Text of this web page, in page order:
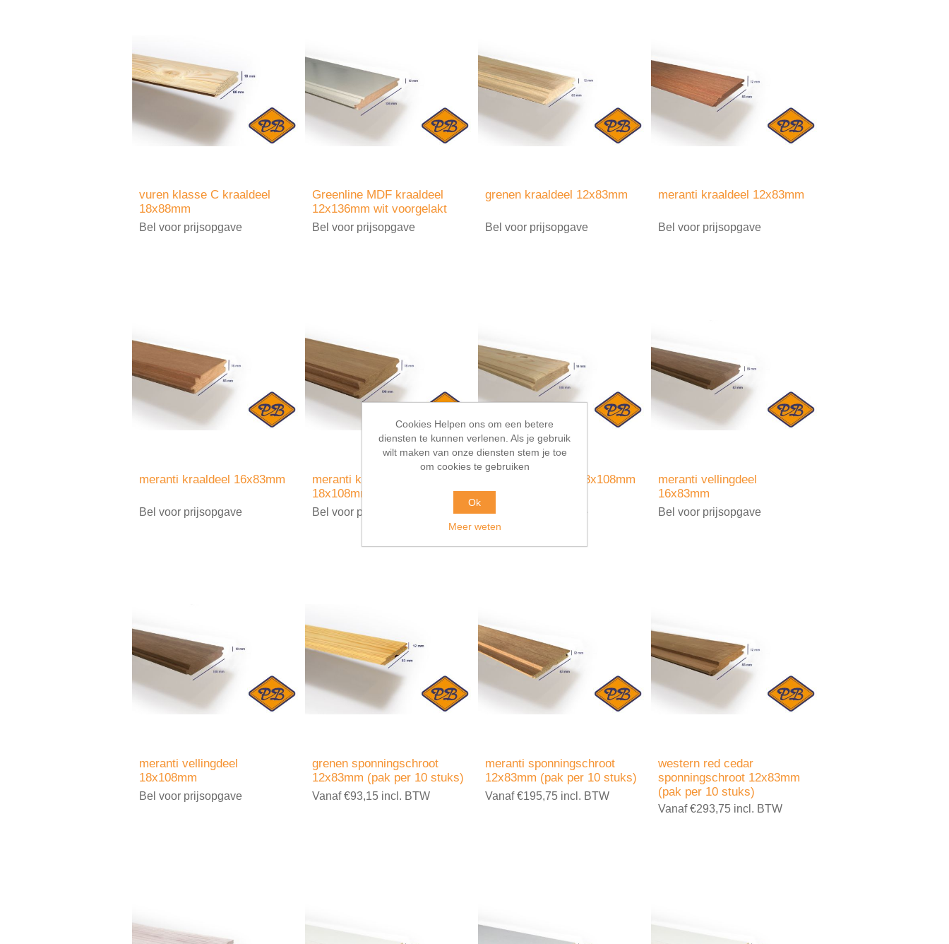
vuren klasse C kraaldeel
18x88mm
Bel voor prijsopgave
Greenline MDF kraaldeel
12x136mm wit voorgelakt
Bel voor prijsopgave
grenen kraaldeel 12x83mm
Bel voor prijsopgave
meranti kraaldeel 12x83mm
Bel voor prijsopgave
meranti kraaldeel 16x83mm
Bel voor prijsopgave
meranti kraaldeel
18x108mm
Bel voor prijsopgave
vuren vellingdeel 18x108mm
Bel voor prijsopgave
meranti vellingdeel
16x83mm
Bel voor prijsopgave
meranti vellingdeel
18x108mm
Bel voor prijsopgave
grenen sponningschroot
12x83mm (pak per 10 stuks)
Vanaf €93,15 incl. BTW
meranti sponningschroot
12x83mm (pak per 10 stuks)
Vanaf €195,75 incl. BTW
western red cedar
sponningschroot 12x83mm
(pak per 10 stuks)
Vanaf €293,75 incl. BTW
Cookies Helpen ons om een betere
diensten te kunnen verlenen. Als je gebruik
wilt maken van onze diensten stem je toe
om cookies te gebruiken
Ok
Meer weten